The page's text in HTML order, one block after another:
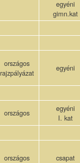
egyéni
gimn.kat
országos
rajzpályázat
egyéni
országos
egyéni
I. kat
országos csapat